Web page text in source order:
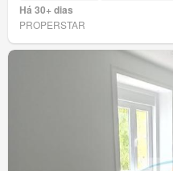
Há 30+ dias
PROPERSTAR